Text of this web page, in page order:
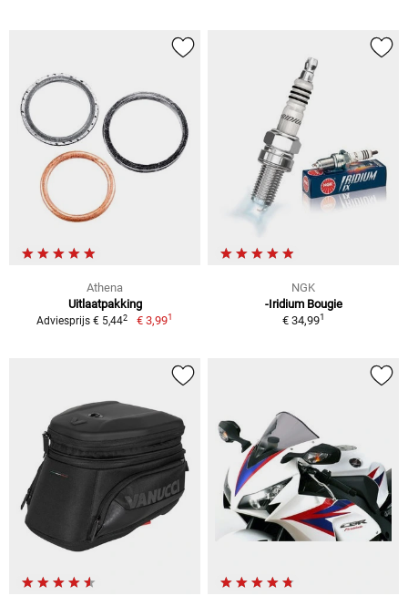
Athena
Uitlaatpakking
Adviesprijs € 5,442 € 3,991
NGK
-Iridium Bougie
€ 34,991